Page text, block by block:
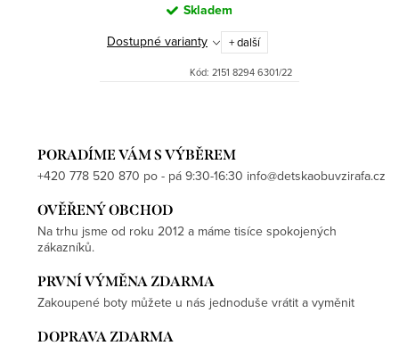
Skladem
Dostupné varianty
+ další
Kód: 2151 8294 6301/22
PORADÍME VÁM S VÝBĚREM
+420 778 520 870 po - pá 9:30-16:30 info@detskaobuvzirafa.cz
OVĚŘENÝ OBCHOD
Na trhu jsme od roku 2012 a máme tisíce spokojených
zákazníků.
PRVNÍ VÝMĚNA ZDARMA
Zakoupené boty můžete u nás jednoduše vrátit a vyměnit
DOPRAVA ZDARMA